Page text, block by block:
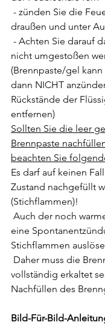
draußen und unter
nicht umgestoßen
(Brennpaste/gel kann
dann NICHT
Rückstände der
entfernen)
Sollten Sie die leer
Brennpaste
beachten Sie
Es darf auf keinen
Zustand nachgefüllt
(Stichflammen)!
eine
Stichflammen
vollständig erkaltet
Nachfüllen des
Bild-Für-Bild-